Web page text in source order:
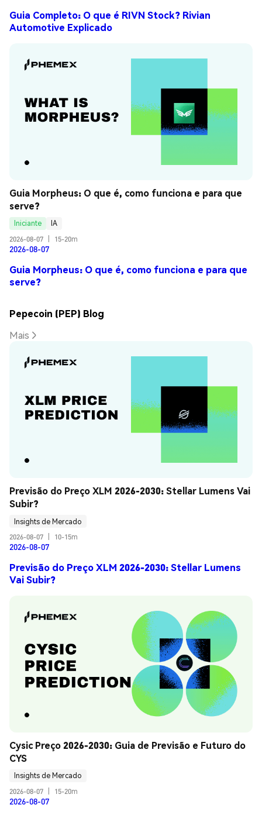
Guia Completo: O que é RIVN Stock? Rivian
Automotive Explicado
Guia Morpheus: O que é, como funciona e para que
serve?
Iniciante
IA
2026-08-07
15-20m
2026-08-07
Guia Morpheus: O que é, como funciona e para que
serve?
Pepecoin (PEP) Blog
Mais
Previsão do Preço XLM 2026-2030: Stellar Lumens Vai
Subir?
Insights de Mercado
2026-08-07
10-15m
2026-08-07
Previsão do Preço XLM 2026-2030: Stellar Lumens
Vai Subir?
Cysic Preço 2026-2030: Guia de Previsão e Futuro do
CYS
Insights de Mercado
2026-08-07
15-20m
2026-08-07